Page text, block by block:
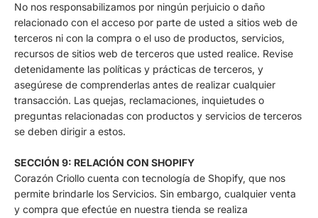
No nos responsabilizamos por ningún perjuicio o daño
relacionado con el acceso por parte de usted a sitios web de
terceros ni con la compra o el uso de productos, servicios,
recursos de sitios web de terceros que usted realice. Revise
detenidamente las políticas y prácticas de terceros, y
asegúrese de comprenderlas antes de realizar cualquier
transacción. Las quejas, reclamaciones, inquietudes o
preguntas relacionadas con productos y servicios de terceros
se deben dirigir a estos.
SECCIÓN 9: RELACIÓN CON SHOPIFY
Corazón Criollo cuenta con tecnología de Shopify, que nos
permite brindarle los Servicios. Sin embargo, cualquier venta
y compra que efectúe en nuestra tienda se realiza